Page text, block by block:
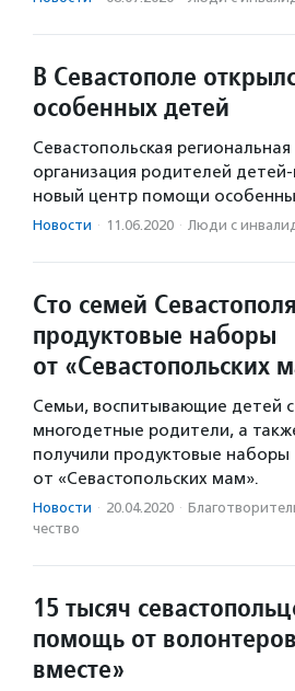
В Севастополе
особенных детей
Севастопольская
организация родителей
новый центр помощи
Новости · 11.06.2020 · Люди с
Сто семей
продуктовые наборы
от «Севастопольских
Семьи, воспитывающие детей
многодетные родители, а
получили продуктовые наборы
от «Севастопольских мам».
Новости · 20.04.2020 ·
чест­во
15 тысяч
помощь от
вместе»